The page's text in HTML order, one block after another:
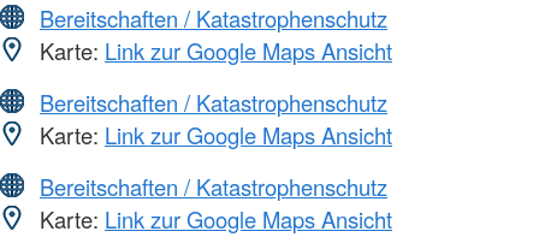
Bereitschaften / Katastrophenschutz
Karte: Link zur Google Maps Ansicht
Bereitschaften / Katastrophenschutz
Karte: Link zur Google Maps Ansicht
Bereitschaften / Katastrophenschutz
Karte: Link zur Google Maps Ansicht